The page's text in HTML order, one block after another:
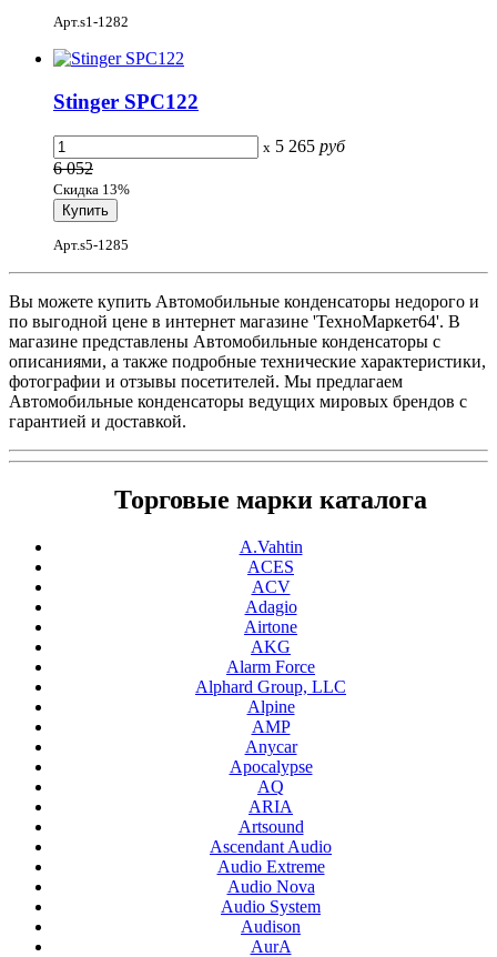
Арт.s1-1282
Stinger SPC122
x 5 265 руб
6 052
Скидка 13%
Арт.s5-1285
Вы можете купить Автомобильные конденсаторы недорого и
по выгодной цене в интернет магазине 'ТехноМаркет64'. В
магазине представлены Автомобильные конденсаторы с
описаниями, а также подробные технические характеристики,
фотографии и отзывы посетителей. Мы предлагаем
Автомобильные конденсаторы ведущих мировых брендов с
гарантией и доставкой.
Торговые марки каталога
A.Vahtin
ACES
ACV
Adagio
Airtone
AKG
Alarm Force
Alphard Group, LLC
Alpine
AMP
Anycar
Apocalypse
AQ
ARIA
Artsound
Ascendant Audio
Audio Extreme
Audio Nova
Audio System
Audison
AurA